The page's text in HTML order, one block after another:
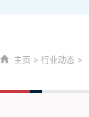
主页 > 行业动态 >